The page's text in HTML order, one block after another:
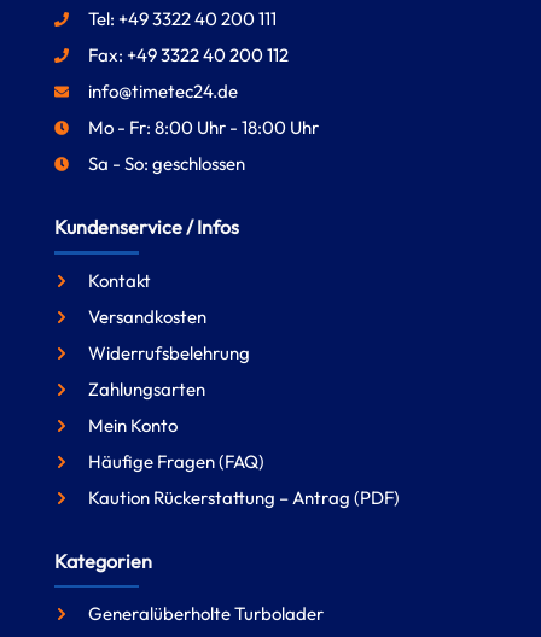
Tel: +49 3322 40 200 111
Fax: +49 3322 40 200 112
info@timetec24.de
Mo - Fr: 8:00 Uhr - 18:00 Uhr
Sa - So: geschlossen
Kundenservice / Infos
Kontakt
Versandkosten
Widerrufsbelehrung
Zahlungsarten
Mein Konto
Häufige Fragen (FAQ)
Kaution Rückerstattung – Antrag (PDF)
Kategorien
Generalüberholte Turbolader